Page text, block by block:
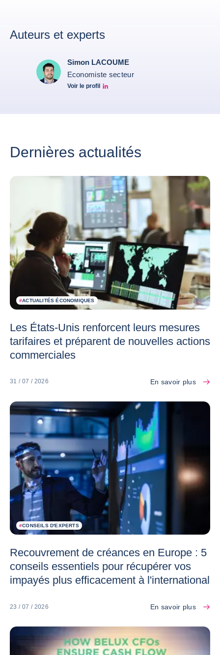
Auteurs et experts
Simon LACOUME
Economiste secteur
Voir le profil
Simon Lacoume linkedin
Dernières actualités
#ACTUALITÉS ÉCONOMIQUES
Les États-Unis renforcent leurs mesures
tarifaires et préparent de nouvelles actions
commerciales
31 / 07 / 2026 En savoir plus
#CONSEILS D'EXPERTS
Recouvrement de créances en Europe : 5
conseils essentiels pour récupérer vos
impayés plus efficacement à l'international
23 / 07 / 2026 En savoir plus